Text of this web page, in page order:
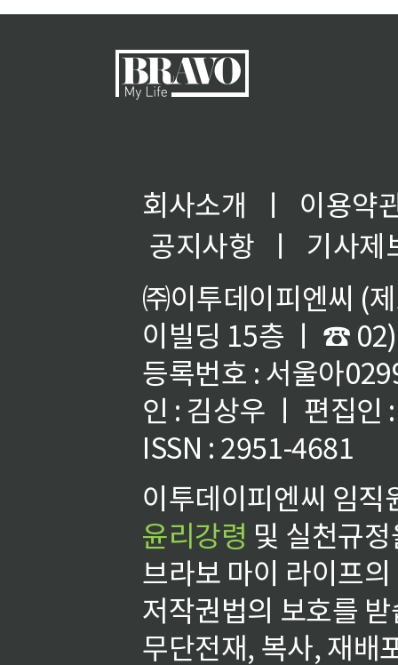
회사소개 ㅣ
이용약
공지사항
ㅣ
기사제
㈜이투데이피엔씨 (
이빌딩 15층 ㅣ ☎
등록번호 : 서울아
인 : 김상우 ㅣ 편집인
ISSN : 2951-4681
이투데이피엔씨 임
윤리강령 및 실천규
브라보 마이 라이프
저작권법의 보호를
무단전재, 복사, 재배